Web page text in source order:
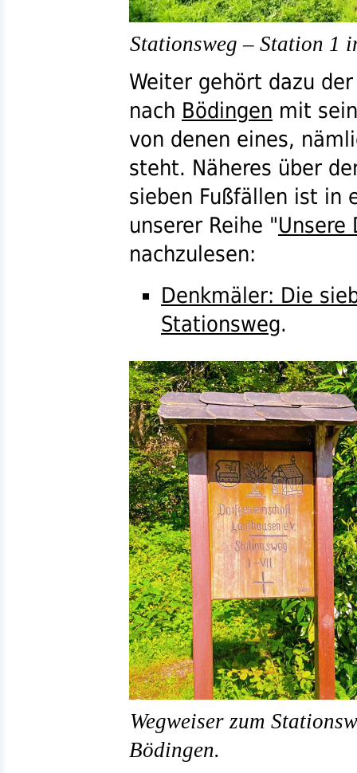
Stationsweg – Station 1
Weiter gehört dazu
nach Bödingen mit
von denen eines,
steht. Näheres über
sieben Fußfällen ist in
unserer Reihe "Unsere
nachzulesen:
Denkmäler: Die
Stationsweg.
Wegweiser zum
Bödingen.